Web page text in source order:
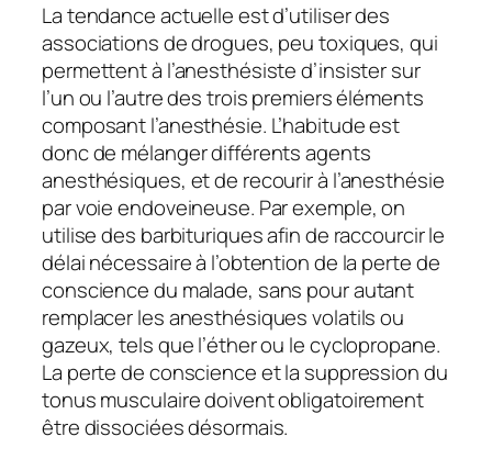
La tendance actuelle est d’utiliser des
associations de drogues, peu toxiques, qui
permettent à l’anesthésiste d’insister sur
l’un ou l’autre des trois premiers éléments
composant l’anesthésie. L’habitude est
donc de mélanger différents agents
anesthésiques, et de recourir à l’anesthésie
par voie endoveineuse. Par exemple, on
utilise des barbituriques afin de raccourcir le
délai nécessaire à l’obtention de la perte de
conscience du malade, sans pour autant
remplacer les anesthésiques volatils ou
gazeux, tels que l’éther ou le cyclopropane.
La perte de conscience et la suppression du
tonus musculaire doivent obligatoirement
être dissociées désormais.